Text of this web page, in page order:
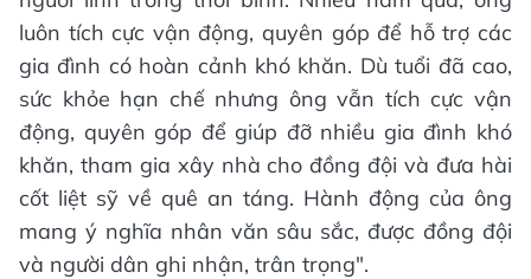
luôn tích cực vận động, quyên góp để hỗ trợ các
gia đình có hoàn cảnh khó khăn. Dù tuổi đã cao,
sức khỏe hạn chế nhưng ông vẫn tích cực vận
động, quyên góp để giúp đỡ nhiều gia đình khó
khăn, tham gia xây nhà cho đồng đội và đưa hài
cốt liệt sỹ về quê an táng. Hành động của ông
mang ý nghĩa nhân văn sâu sắc, được đồng đội
và người dân ghi nhận, trân trọng".